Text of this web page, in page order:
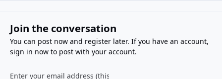
Join the conversation
You can post now and register later. If you have an account,
sign in nowto post with your account.